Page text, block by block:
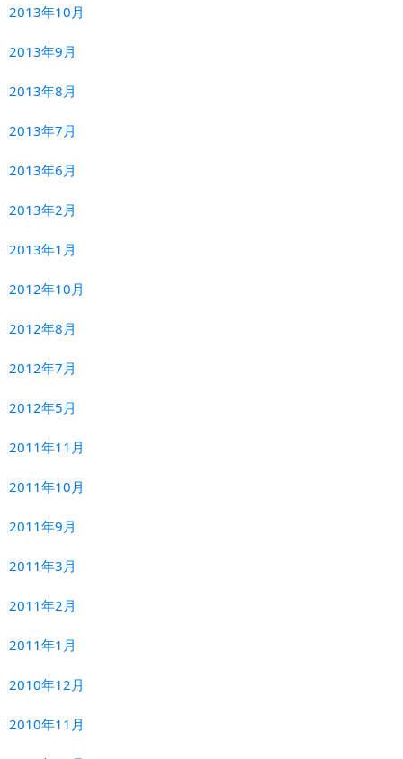
2013年10月
2013年9月
2013年8月
2013年7月
2013年6月
2013年2月
2013年1月
2012年10月
2012年8月
2012年7月
2012年5月
2011年11月
2011年10月
2011年9月
2011年3月
2011年2月
2011年1月
2010年12月
2010年11月